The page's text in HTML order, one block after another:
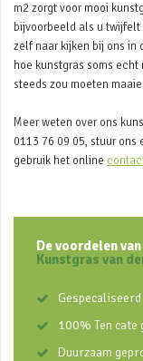
m2 zorgt voor mooi
bijvoorbeeld als u twijfelt
zelf naar kijken bij ons in
hoe kunstgras soms
steeds zou moeten
Meer weten over ons
0113 76 09 05, stuur ons
gebruik het online
De voordelen van
Kunstgras van
100% Ten cate
Duurzaam